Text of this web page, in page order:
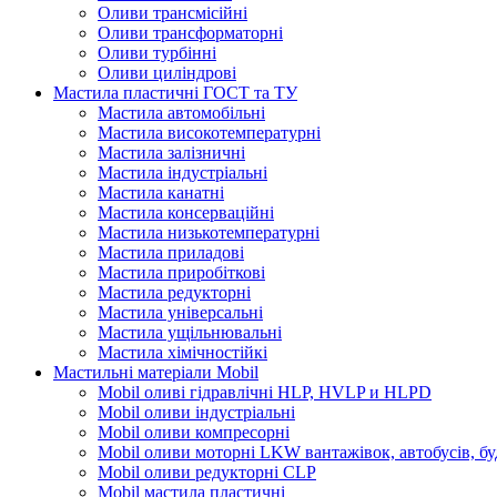
Оливи трансмісійні
Оливи трансформаторні
Оливи турбінні
Оливи циліндрові
Мастила пластичні ГОСТ та ТУ
Мастила автомобільні
Мастила високотемпературні
Мастила залізничні
Мастила індустріальні
Мастила канатні
Мастила консерваційні
Мастила низькотемпературні
Мастила приладові
Мастила приробіткові
Мастила редукторні
Мастила універсальні
Мастила ущільнювальні
Мастила хімічностійкі
Мастильні матеріали Mobil
Mobil оливі гідравлічні HLP, HVLP и HLPD
Mobil оливи індустріальні
Mobil оливи компресорні
Mobil оливи моторні LKW вантажівок, автобусів,
Mobil оливи редукторні CLP
Mobil мастила пластичні